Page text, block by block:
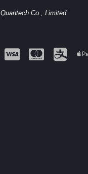
Quantech Co., Limited